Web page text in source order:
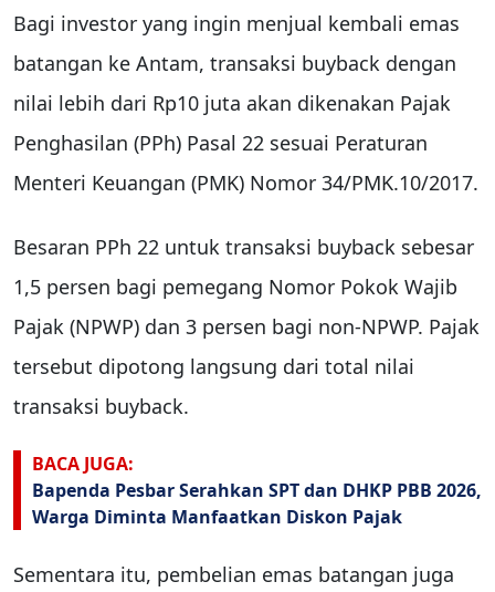
Bagi investor yang ingin menjual kembali emas
batangan ke Antam, transaksi buyback dengan
nilai lebih dari Rp10 juta akan dikenakan Pajak
Penghasilan (PPh) Pasal 22 sesuai Peraturan
Menteri Keuangan (PMK) Nomor 34/PMK.10/2017.
Besaran PPh 22 untuk transaksi buyback sebesar
1,5 persen bagi pemegang Nomor Pokok Wajib
Pajak (NPWP) dan 3 persen bagi non-NPWP. Pajak
tersebut dipotong langsung dari total nilai
transaksi buyback.
BACA JUGA:
Bapenda Pesbar Serahkan SPT dan DHKP PBB 2026,
Warga Diminta Manfaatkan Diskon Pajak
Sementara itu, pembelian emas batangan juga